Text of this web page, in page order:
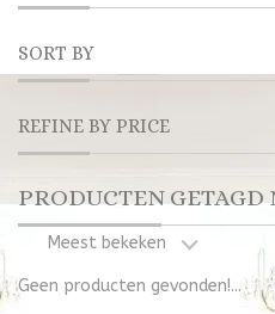
SORT BY
REFINE BY PRICE
PRODUCTEN
Meest bekeken
Geen producten gevonden!...